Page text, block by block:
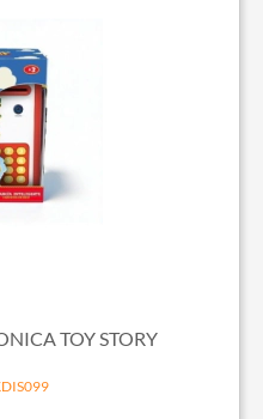
TOY STORY